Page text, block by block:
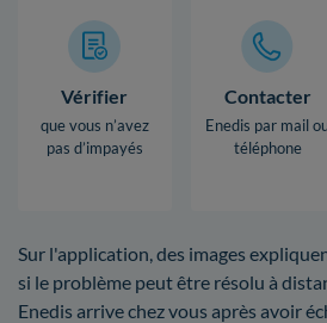
Vérifier
que vous n’avez
pas d’impayés
Contacter
Enedis par mail
téléphone
Sur l'application, des images
si le problème peut être résolu à
Enedis arrive chez vous après avoir